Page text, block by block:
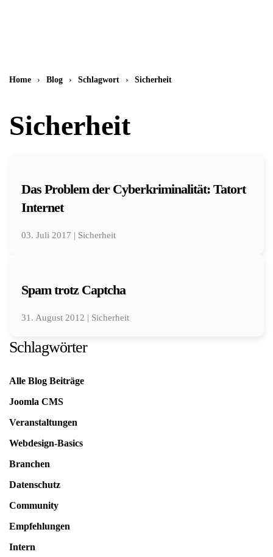
Home Blog Schlagwort Sicherheit
Sicherheit
Das Problem der Cyberkriminalität: Tatort
Internet
03. Juli 2017 | Sicherheit
Spam trotz Captcha
31. August 2012 | Sicherheit
Schlagwörter
Alle Blog Beiträge
Joomla CMS
Veranstaltungen
Webdesign-Basics
Branchen
Datenschutz
Community
Empfehlungen
Intern